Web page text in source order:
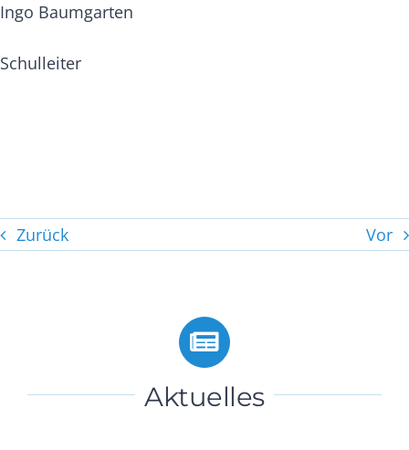
Ingo Baumgarten
Schulleiter
Zurück Vor
Aktuelles